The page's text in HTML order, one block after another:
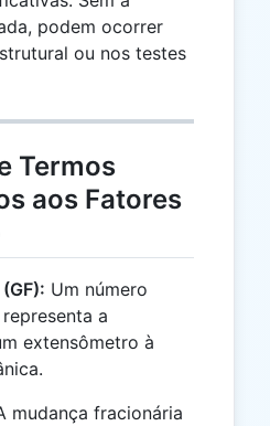
podem ocorrer
ou nos testes
Termos
aos Fatores
Um número
a
extensômetro à
mudança fracionária